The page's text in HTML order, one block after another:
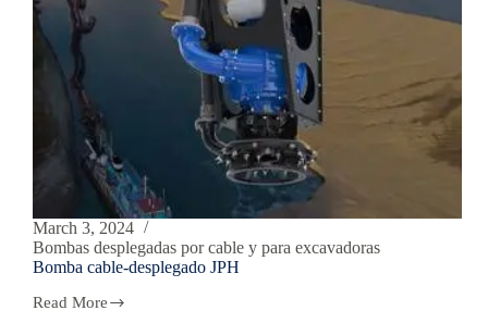
March 3, 2024
Bombas desplegadas por cable y para excavadoras
Bomba cable-desplegado JPH
Read More
Bomba